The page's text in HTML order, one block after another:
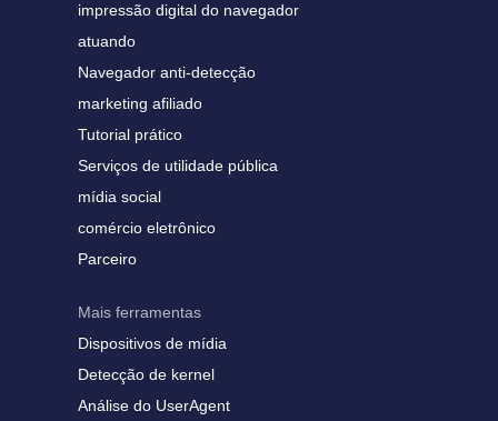
impressão digital do navegador
atuando
Navegador anti-detecção
marketing afiliado
Tutorial prático
Serviços de utilidade pública
mídia social
comércio eletrônico
Parceiro
Mais ferramentas
Dispositivos de mídia
Detecção de kernel
Análise do UserAgent